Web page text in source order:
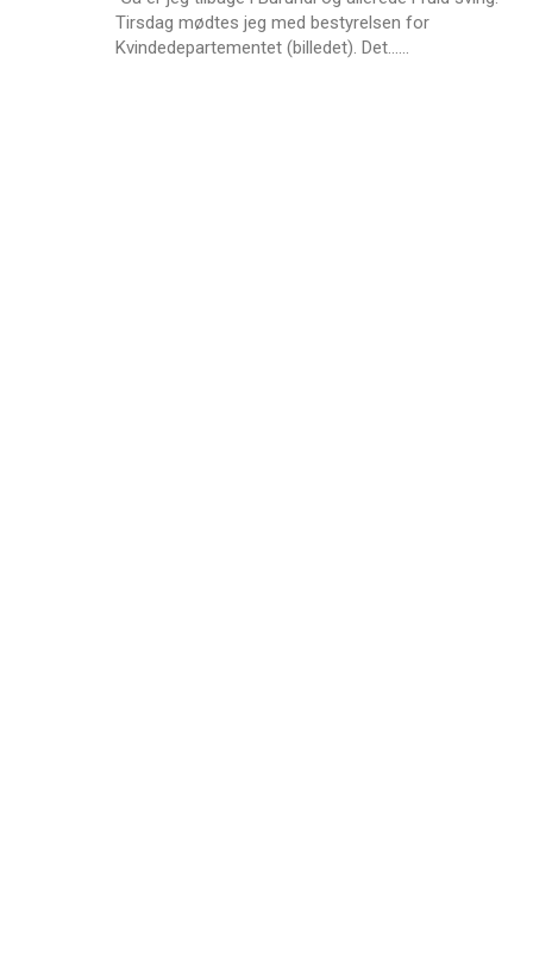
Tirsdag mødtes jeg med bestyrelsen for
Kvindedepartementet (billedet). Det……